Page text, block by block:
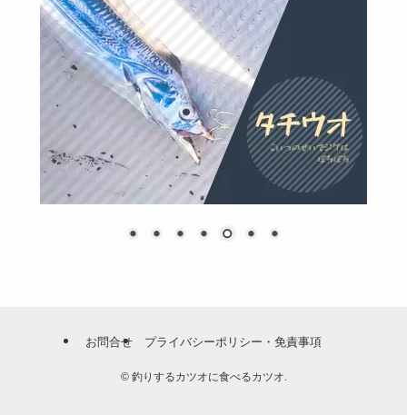
お問合せ プライバシーポリシー・免責事項
©釣りするカツオに食べるカツオ.